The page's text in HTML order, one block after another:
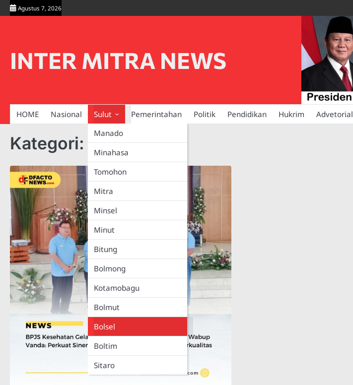
Skip
to
Agustus 7, 2026
INTER MITRA NEWS
HOME Nasional
Sulut
Manado
Minahasa
Tomohon
Mitra
Minsel
Minut
Bitung
Bolmong
Kotamobagu
Bolmut
Bolsel
Boltim
Sitaro
Pemerintahan Politik Pendidikan Hukrim Advetorial
Kategori:Bolsel